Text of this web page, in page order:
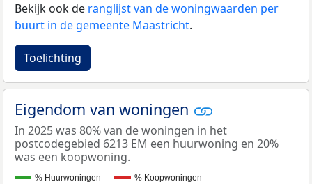
Bekijk ook de ranglijst van de woningwaarden per
buurt in de gemeente Maastricht.
Toelichting
Eigendom van woningen
In 2025 was 80% van de woningen in het
postcodegebied 6213 EM een huurwoning en 20%
was een koopwoning.
% Huurwoningen % Koopwoningen